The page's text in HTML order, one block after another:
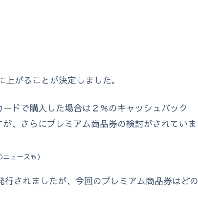
がることが決定しました。
ドで購入した場合は２％のキャッシュバック
、さらにプレミアム商品券の検討がされていま
ュースも）
されましたが、今回のプレミアム商品券はどの